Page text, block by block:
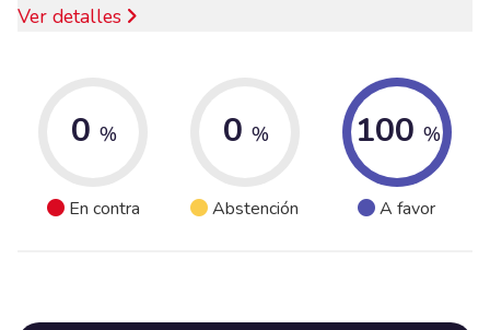
Ver detalles
0 %
En contra
0 %
Abstención
100 %
A favor